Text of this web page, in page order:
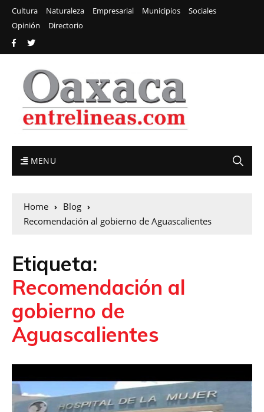
Cultura Naturaleza Empresarial Municipios
Sociales
Opinión
Directorio
MENU
Home
Blog
Recomendación al gobierno de Aguascalientes
Etiqueta:
Recomendación al
gobierno de
Aguascalientes